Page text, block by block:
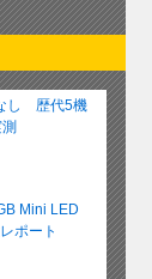
し 歴代5機
Mini LED
ポート